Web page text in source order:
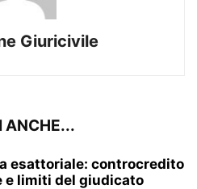
Giuricivile
ANCHE...
esattoriale: controcredito
e limiti del giudicato